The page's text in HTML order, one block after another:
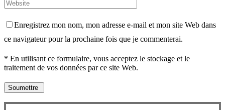
Enregistrez mon nom, mon adresse e-mail et mon site Web dans
ce navigateur pour la prochaine fois que je commenterai.
* En utilisant ce formulaire, vous acceptez le stockage et le
traitement de vos données par ce site Web.